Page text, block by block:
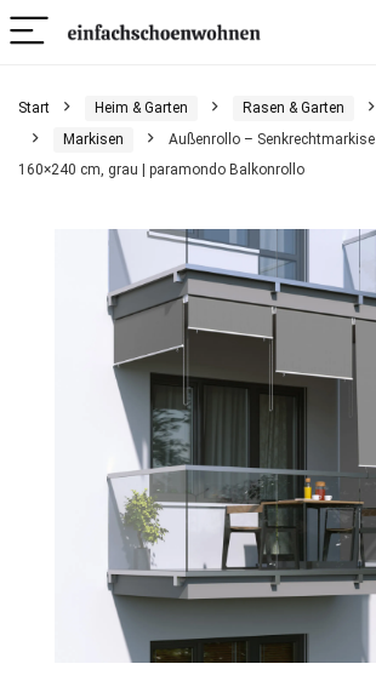
Start Heim & Garten Rasen & Garten
Markisen
Außenrollo –
160×240 cm, grau | paramondo Balkonrollo